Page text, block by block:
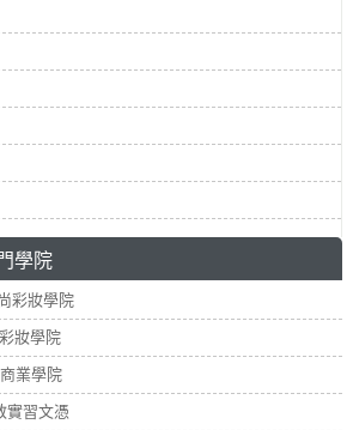
學院
彩妝學院
妝學院
業學院
實習文憑